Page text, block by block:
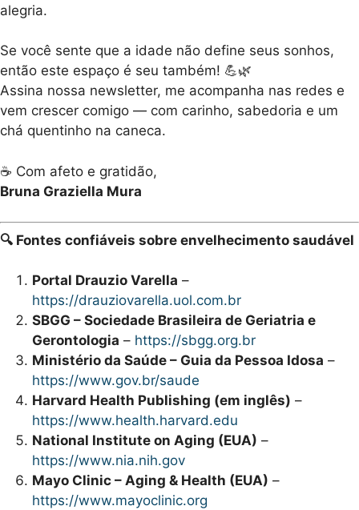
alegria.
Se você sente que a idade não define seus sonhos,
então este espaço é seu também! 💪🌿
Assina nossa newsletter, me acompanha nas redes e
vem crescer comigo — com carinho, sabedoria e um
chá quentinho na caneca.
☕ Com afeto e gratidão,
Bruna Graziella Mura
🔍 Fontes confiáveis sobre envelhecimento saudável
Portal Drauzio Varella –
https://drauziovarella.uol.com.br
SBGG – Sociedade Brasileira de Geriatria e
Gerontologia – https://sbgg.org.br
Ministério da Saúde – Guia da Pessoa Idosa –
https://www.gov.br/saude
Harvard Health Publishing (em inglês) –
https://www.health.harvard.edu
National Institute on Aging (EUA) –
https://www.nia.nih.gov
Mayo Clinic – Aging & Health (EUA) –
https://www.mayoclinic.org